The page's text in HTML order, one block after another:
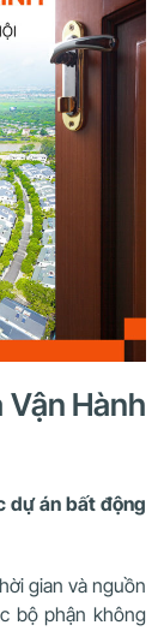
Vận Hành
dự án bất động
gian và nguồn
bộ phận không